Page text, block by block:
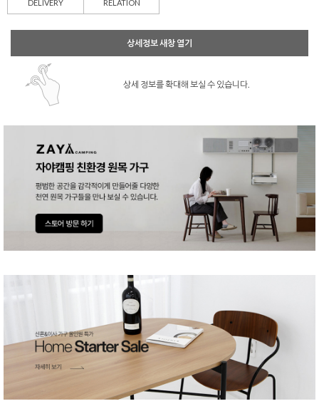
DELIVERY RELATION
상세정보 새창 열기
상세 정보를 확대해 보실 수 있습니다.